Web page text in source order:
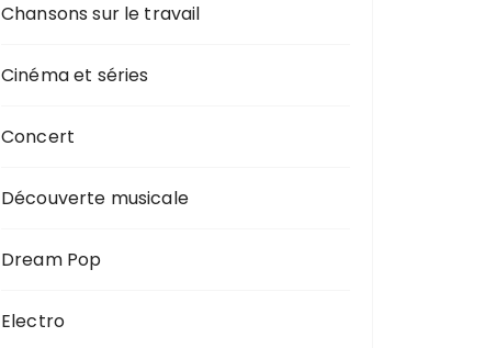
Chansons sur le travail
Cinéma et séries
Concert
Découverte musicale
Dream Pop
Electro